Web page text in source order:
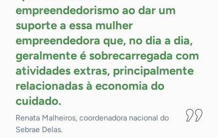
empreendedorismo ao dar um
suporte a essa mulher
empreendedora que, no dia a dia,
geralmente é sobrecarregada com
atividades extras, principalmente
relacionadas à economia do
cuidado.
Renata Malheiros, coordenadora nacional do
Sebrae Delas.